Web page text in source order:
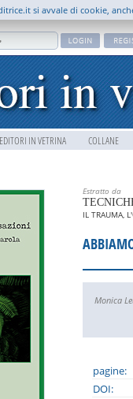
EDITORI IN VETRINA COLLANE
si avvale di cookie,
Estratto da
IL TRAUMA,
Monica
pagine:
DOI: